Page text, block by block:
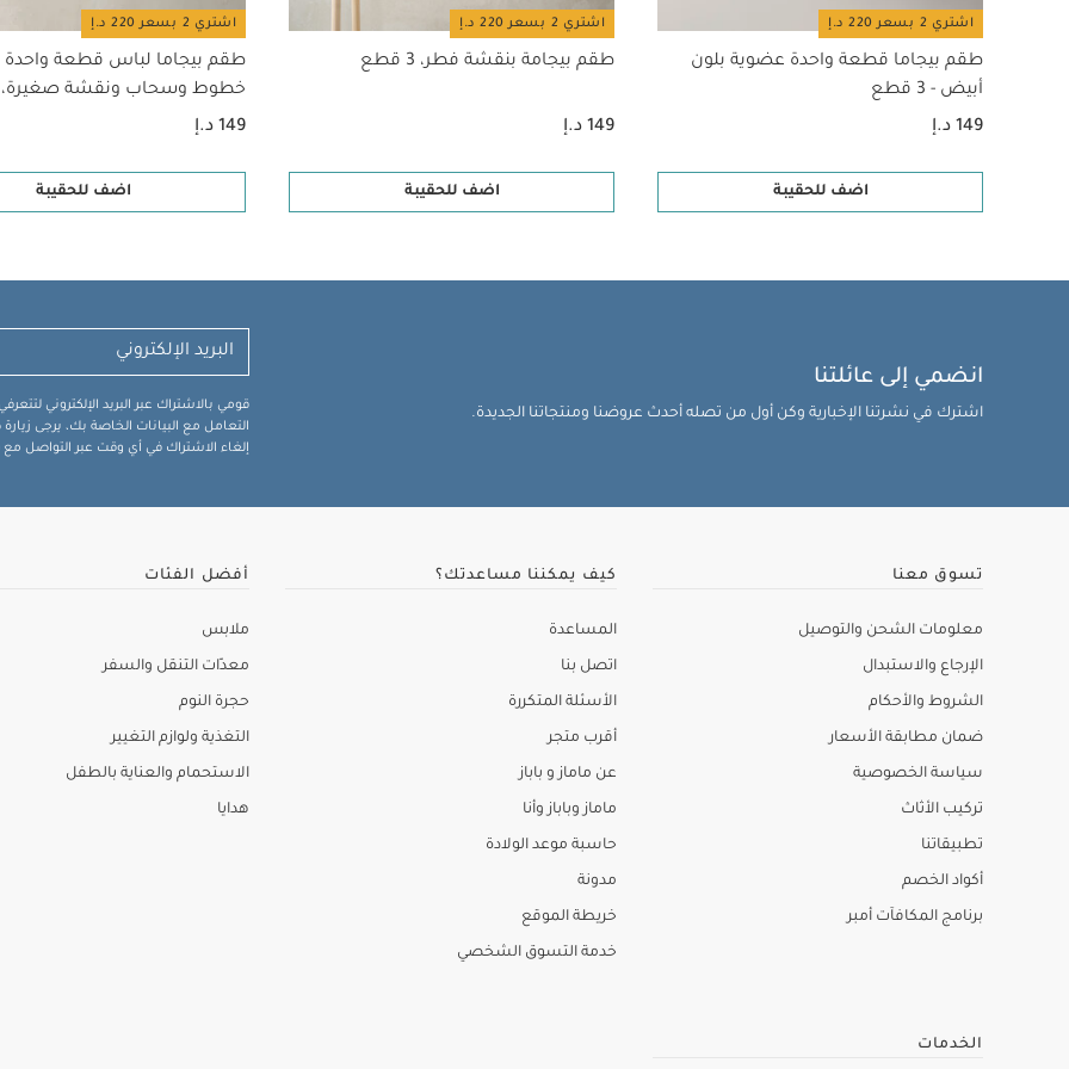
اشتري 2 بسعر 220 د.إ
طقم بيجاما قطعة واحدة عضوية بلون
أبيض - 3 قطع
149 د.إ
اضف للحقيبة
اشتري 2 بسعر 220 د.إ
طقم بيجامة بنقشة فطر، 3 قطع
149 د.إ
اضف للحقيبة
اشتري 2 بسعر 220 د.إ
طقم بيجاما لباس قطعة
خطوط وسحاب ونقشة صغيرة، 3 قطع
149 د.إ
اضف للحقيبة
انضمي إلى عائلتنا
اشترك في نشرتنا الإخبارية وكن أول من تصله أحدث عروضنا ومنتجاتنا الجديدة.
قومي بالاشتراك عبر البريد الإلكتروني
التعامل مع البيانات الخاصة بك، يرجى
إلغاء الاشتراك في أي وقت عبر التواصل مع
تسوق معنا
معلومات الشحن والتوصيل
الإرجاع والاستبدال
الشروط والأحكام
ضمان مطابقة الأسعار
سياسة الخصوصية
تركيب الأثاث
تطبيقاتنا
أكواد الخصم
برنامج المكافآت أمبر
كيف يمكننا مساعدتك؟
المساعدة
اتصل بنا
الأسئلة المتكررة
أقرب متجر
عن ماماز و باباز
ماماز وباباز وأنا
حاسبة موعد الولادة
مدونة
خريطة الموقع
خدمة التسوق الشخصي
أفضل الفئات
ملابس
معدّات التنقل والسفر
حجرة النوم
التغذية ولوازم التغيير
الاستحمام والعناية بالطفل
هدايا
الخدمات